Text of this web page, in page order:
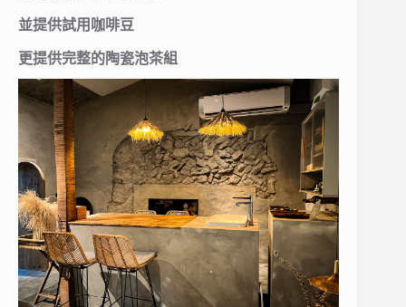
並提供試用咖啡豆
更提供完整的陶瓷泡茶組